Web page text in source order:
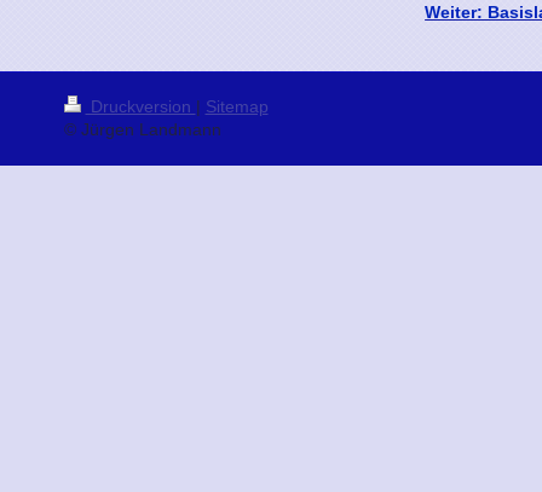
Weiter:
Druckversion | Sitemap
© Jürgen Landmann